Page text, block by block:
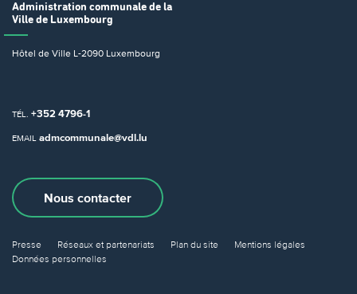
Administration communale de la
Ville de Luxembourg
Hôtel de Ville L-2090 Luxembourg
TÉL. +352 4796-1
EMAIL admcommunale@vdl.lu
Nous contacter
Presse Réseaux et partenariats Plan du site
Mentions légales
Données personnelles